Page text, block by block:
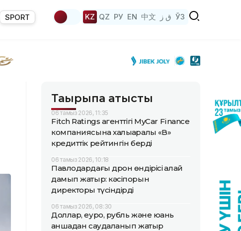
SPORT KZ QZ РУ EN 中文 ق ز ЎЗ
Тақырыпқа қатысты
06 тамыз 2026, 11:35
Fitch Ratings агенттігі MyCar Finance
компаниясына халықаралық «B»
кредиттік рейтингін берді
06 тамыз 2026, 10:18
Павлодардағы дрон өндірісі қалай
дамып жатыр: кәсіпорын
директоры түсіндірді
06 тамыз 2026, 08:30
Доллар, еуро, рубль және юань
қаншадан саудаланып жатыр